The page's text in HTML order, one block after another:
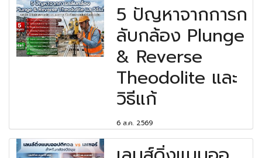
5 ปัญหาจากการก
ลับกล้อง Plunge
& Reverse
Theodolite และ
วิธีแก้
6 ส.ค. 2569